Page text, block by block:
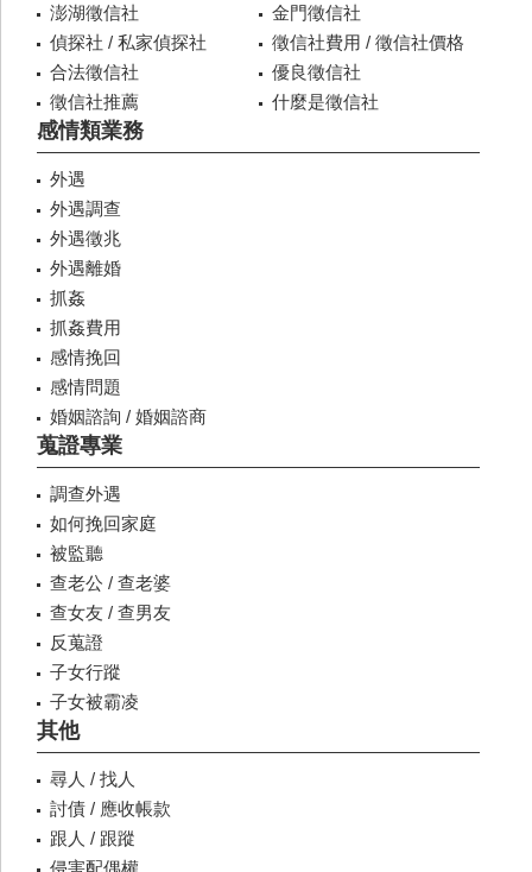
澎湖徵信社
金門徵信社
偵探社 / 私家偵探社
徵信社費用 / 徵信社價格
合法徵信社
優良徵信社
徵信社推薦
什麼是徵信社
感情類業務
外遇
外遇調查
外遇徵兆
外遇離婚
抓姦
抓姦費用
感情挽回
感情問題
婚姻諮詢 / 婚姻諮商
蒐證專業
調查外遇
如何挽回家庭
被監聽
查老公 / 查老婆
查女友 / 查男友
反蒐證
子女行蹤
子女被霸凌
其他
尋人 / 找人
討債 / 應收帳款
跟人 / 跟蹤